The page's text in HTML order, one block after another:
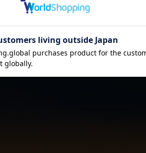
みなさまのもとへ、お届けする。
果たし続けてきた使命です。